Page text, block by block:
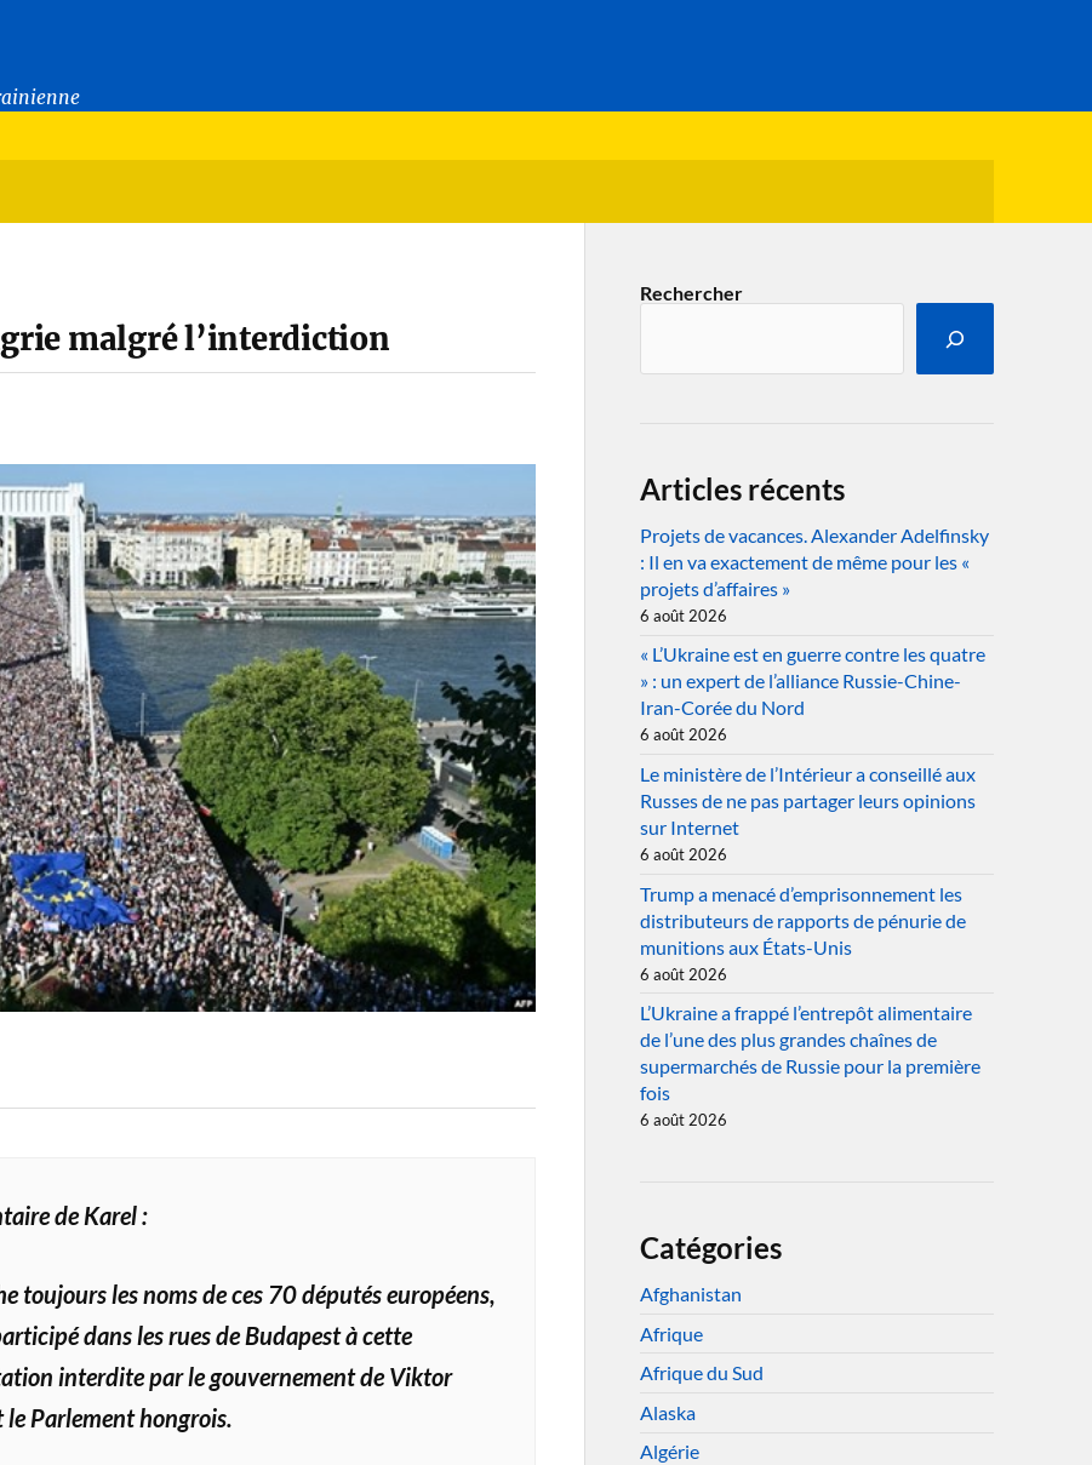
malgré l’interdiction
de Karel :
toujours les noms de ces 70 députés européens,
dans les rues de Budapest à cette
interdite par le gouvernement de Viktor
le Parlement hongrois.
Rechercher
Articles récents
Projets de vacances. Alexander Adelfinsky
: Il en va exactement de même pour les «
projets d’affaires »
6 août 2026
« L’Ukraine est en guerre contre les quatre
» : un expert de l’alliance Russie-Chine-
Iran-Corée du Nord
6 août 2026
Le ministère de l’Intérieur a conseillé aux
Russes de ne pas partager leurs opinions
sur Internet
6 août 2026
Trump a menacé d’emprisonnement les
distributeurs de rapports de pénurie de
munitions aux États-Unis
6 août 2026
L’Ukraine a frappé l’entrepôt alimentaire
de l’une des plus grandes chaînes de
supermarchés de Russie pour la première
fois
6 août 2026
Catégories
Afghanistan
Afrique
Afrique du Sud
Alaska
Algérie